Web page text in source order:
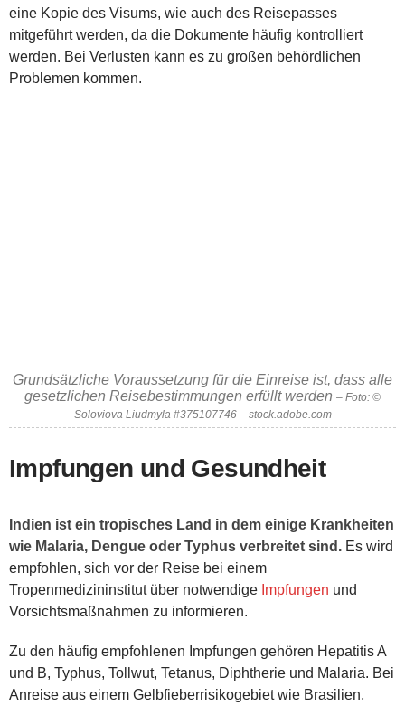
eine Kopie des Visums, wie auch des Reisepasses
mitgeführt werden, da die Dokumente häufig kontrolliert
werden. Bei Verlusten kann es zu großen behördlichen
Problemen kommen.
Grundsätzliche Voraussetzung für die Einreise ist, dass alle
gesetzlichen Reisebestimmungen erfüllt werden – Foto: ©
Soloviova Liudmyla #375107746 – stock.adobe.com
Impfungen und Gesundheit
Indien ist ein tropisches Land in dem einige Krankheiten
wie Malaria, Dengue oder Typhus verbreitet sind. Es wird
empfohlen, sich vor der Reise bei einem
Tropenmedizininstitut über notwendige Impfungen und
Vorsichtsmaßnahmen zu informieren.
Zu den häufig empfohlenen Impfungen gehören Hepatitis A
und B, Typhus, Tollwut, Tetanus, Diphtherie und Malaria. Bei
Anreise aus einem Gelbfieberrisikogebiet wie Brasilien,